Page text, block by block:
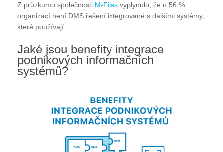
Z průzkumu společnosti M-Files vyplynulo, že u 56 %
organizací není DMS řešení integrované s dalšími systémy,
které používají.
Jaké jsou benefity integrace
podnikových informačních
systémů?